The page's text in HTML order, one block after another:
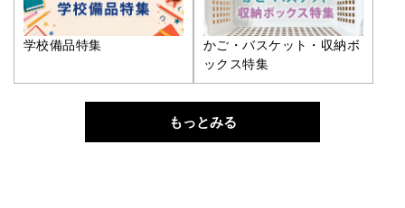
学校備品特集
かご・バスケット・収納ボ
ックス特集
もっとみる